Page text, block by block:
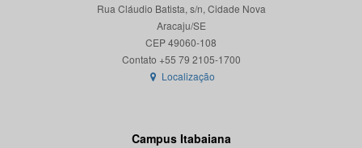
Rua Cláudio Batista, s/n, Cidade Nova
Aracaju/SE
CEP 49060-108
Localização
Campus Itabaiana